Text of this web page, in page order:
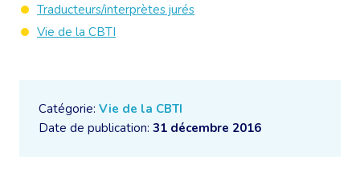
Catégorie: Vie de la CBTI
Date de publication: 31 décembre 2016
Traducteurs/interprètes jurés
Vie de la CBTI